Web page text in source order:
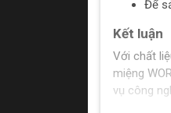
Để
Kết luận
Với chất
miệng
vụ công